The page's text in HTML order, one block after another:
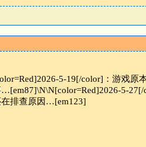
5-19[/color]：游戏原
5-
排查原因…[em123]